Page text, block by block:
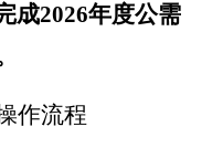
成2026年度公需
作流程